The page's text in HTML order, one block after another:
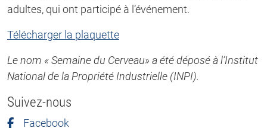
adultes, qui ont participé à l’événement.
Télécharger la plaquette
Le nom « Semaine du Cerveau» a été déposé à l’Institut
National de la Propriété Industrielle (INPI).
Suivez-nous
Facebook